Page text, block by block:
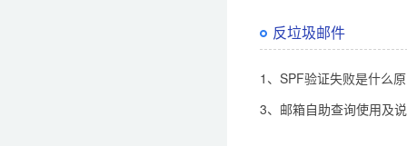
反垃圾邮件
1、SPF验证失败是什么
3、邮箱自助查询使用及